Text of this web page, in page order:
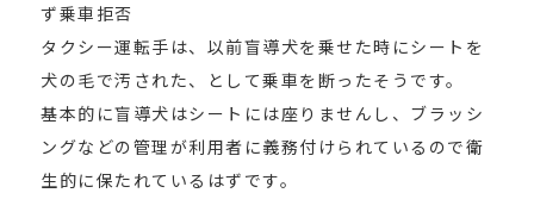
ず乗車拒否
タクシー運転手は、以前盲導犬を乗せた時にシートを
犬の毛で汚された、として乗車を断ったそうです。
基本的に盲導犬はシートには座りませんし、ブラッシ
ングなどの管理が利用者に義務付けられているので衛
生的に保たれているはずです。